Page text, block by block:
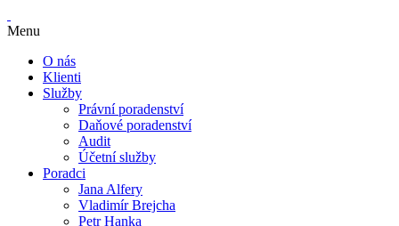
Menu
O nás
Klienti
Služby
Právní poradenství
Daňové poradenství
Audit
Účetní služby
Poradci
Jana Alfery
Vladimír Brejcha
Petr Hanka